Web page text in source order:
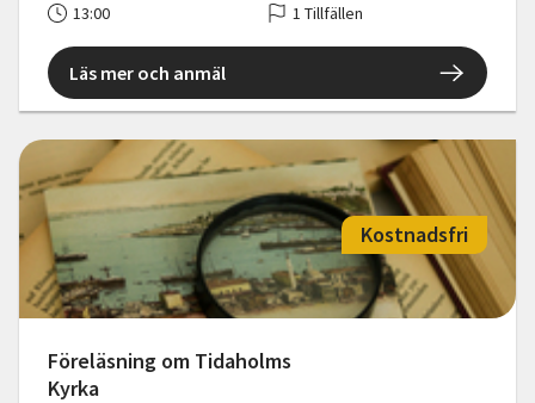
13:00
1 Tillfällen
Läs mer och anmäl
Föreläsning om Tidaholms
Kyrka
Kostnadsfri